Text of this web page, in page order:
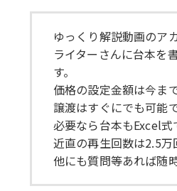
ゆっくり解説動画のア
ライターさんに台本を
す。
価格の設定金額は今ま
譲渡はすぐにでも可能で
必要なら台本もExcel式
近直の再生回数は2.5万
他にも質問等あれば随